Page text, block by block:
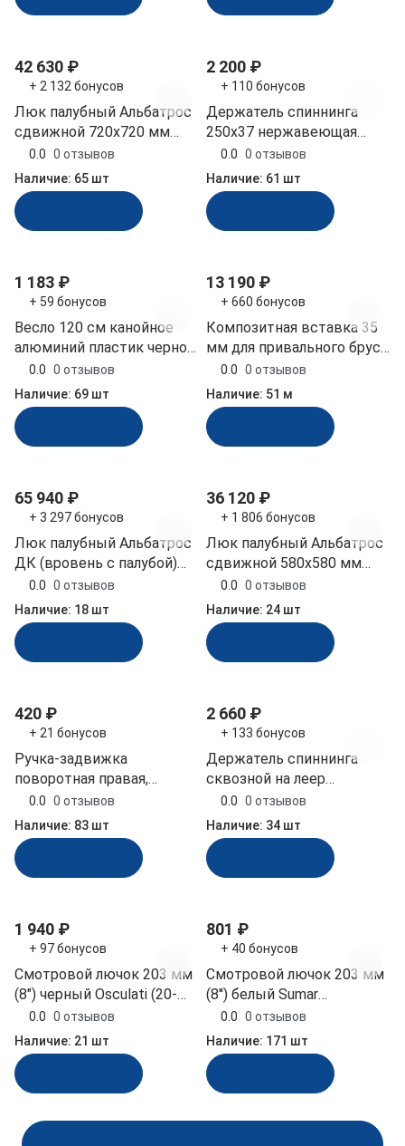
42 630 ₽
+ 2 132 бонусов
Люк палубный Альбатрос
сдвижной 720х720 мм
дымчатый (030802T)
0.0 0 отзывов
Наличие: 65 шт
2 200 ₽
+ 110 бонусов
Держатель спиннинга
250х37 нержавеющая
сталь, 550 гр (030602T)
0.0 0 отзывов
Наличие: 61 шт
1 183 ₽
+ 59 бонусов
Весло 120 см канойное
алюминий пластик черное
(C50110)
0.0 0 отзывов
Наличие: 69 шт
13 190 ₽
+ 660 бонусов
Композитная вставка 35
мм для привального бруса
50 мм Tessilmare
полимерно-нержавеющая
(10249354)
0.0 0 отзывов
Наличие: 51 м
65 940 ₽
+ 3 297 бонусов
Люк палубный Альбатрос
ДК (вровень с палубой)
512х512 (030891T)
0.0 0 отзывов
Наличие: 18 шт
36 120 ₽
+ 1 806 бонусов
Люк палубный Альбатрос
сдвижной 580х580 мм
дымчатый (030801T)
0.0 0 отзывов
Наличие: 24 шт
420 ₽
+ 21 бонусов
Ручка-задвижка
поворотная правая,
полиамид (030881RT)
0.0 0 отзывов
Наличие: 83 шт
2 660 ₽
+ 133 бонусов
Держатель спиннинга
сквозной на леер
быстросъемный,
нержавеющая сталь
(030618T)
0.0 0 отзывов
Наличие: 34 шт
1 940 ₽
+ 97 бонусов
Смотровой лючок 203 мм
(8") черный Osculati (20-
207-20)
0.0 0 отзывов
Наличие: 21 шт
801 ₽
+ 40 бонусов
Смотровой лючок 203 мм
(8'') белый Sumar
(10269757)
0.0 0 отзывов
Наличие: 171 шт